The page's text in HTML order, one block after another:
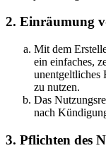
2. Einräumung
Mit dem
ein einfaches,
unentgeltliches
zu nutzen.
Das
nach
3. Pflichten des